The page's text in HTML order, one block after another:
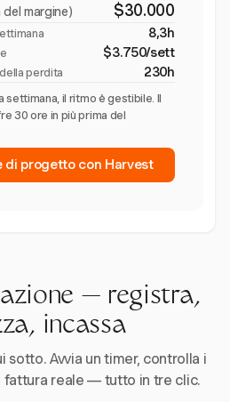
margine) $30.000
8,3h
$3.750/sett
perdita 230h
settimana, il ritmo è gestibile. Il
30 ore in più prima del
di progetto con Harvest
— registra,
incassa
sotto. Avvia un timer, controlla i
fattura reale — tutto in tre clic.